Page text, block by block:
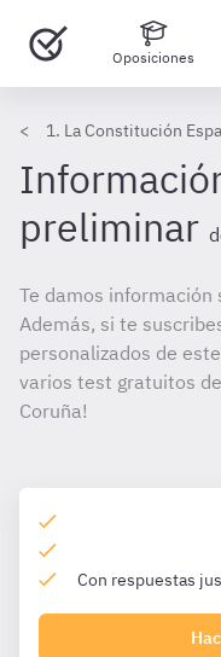
Oposiciones
1. La Constitución
preliminar
Te damos información
Además, si te
personalizados de
varios test gratuitos
Coruña!
Con respuestas